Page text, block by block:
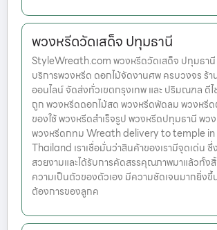
พวงหรีดวัดเสด็จ ปทุมธานี
StyleWreath.com พวงหรีดวัดเสด็จ ปทุมธานี
บริการพวงหรีด ดอกไม้จัดงานศพ ครบวงจร ร้
ออนไลน์ จัดส่งทั่วเขตกรุงเทพ และ ปริมณฑล ดีไ
ถูก พวงหรีดดอกไม้สด พวงหรีดพัดลม พวงหรี
ของใช้ พวงหรีดสำเร็จรูป พวงหรีดปทุมธานี พว
พวงหรีดกทม Wreath delivery to temple
Thailand เราเชื่อมั่นว่าสินค้าของเรามีจุดเด่น
สวยงามและได้รับการคัดสรรคุณภาพมาแล้วทั้ง
ความเป็นตัวของตัวเอง มีความชัดเจนมากยิ่งขึ้
ต้องการของลูกค